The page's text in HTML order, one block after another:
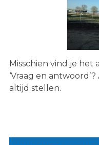
Misschien vind je
‘Vraag en
altijd stellen.